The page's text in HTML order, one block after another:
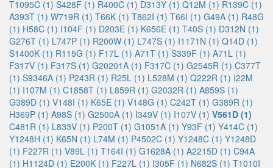
T1095C (1) S428F (1) R400C (1) D313Y (1) Q12M (1) R139C (1)
A393T (1) W719R (1) T66K (1) T862I (1) T66I (1) G49A (1) R48G
(1) H58C (1) I104F (1) D203E (1) K656E (1) T40S (1) D312N (1)
G276T (1) L747P (1) R200W (1) L747S (1) I1171N (1) Q14D (1)
S1400K (1) R115G (1) F17L (1) A71T (1) S339F (1) A71L (1)
F317V (1) F317S (1) G20201A (1) F317C (1) G2545R (1) C377T
(1) S9346A (1) P243R (1) R25L (1) L528M (1) Q222R (1) I22M
(1) I107M (1) C1858T (1) L859R (1) G2032R (1) A859S (1)
G389D (1) V148I (1) K65E (1) V148G (1) C242T (1) G389R (1)
H369P (1) A98S (1) G2500A (1) I349V (1) I107V (1) V561D (1)
C481R (1) L833V (1) P200T (1) G1051A (1) Y93F (1) Y414C (1)
Y1248H (1) K65N (1) L74M (1) P4502C (1) Y1248C (1) Y1248D
(1) F227R (1) V89L (1) T164I (1) G1628A (1) A2215D (1) C94A
(1) H1124D (1) E200K (1) F227L (1) I305F (1) N682S (1) T1010I